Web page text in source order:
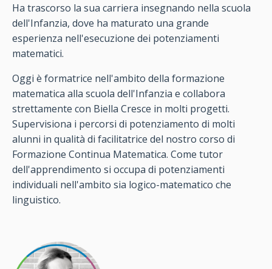
Ha trascorso la sua carriera insegnando nella scuola
dell'Infanzia, dove ha maturato una grande
esperienza nell'esecuzione dei potenziamenti
matematici.
Oggi è formatrice nell'ambito della formazione
matematica alla scuola dell'Infanzia e collabora
strettamente con Biella Cresce in molti progetti.
Supervisiona i percorsi di potenziamento di molti
alunni in qualità di facilitatrice del nostro corso di
Formazione Continua Matematica. Come tutor
dell'apprendimento si occupa di potenziamenti
individuali nell'ambito sia logico-matematico che
linguistico.